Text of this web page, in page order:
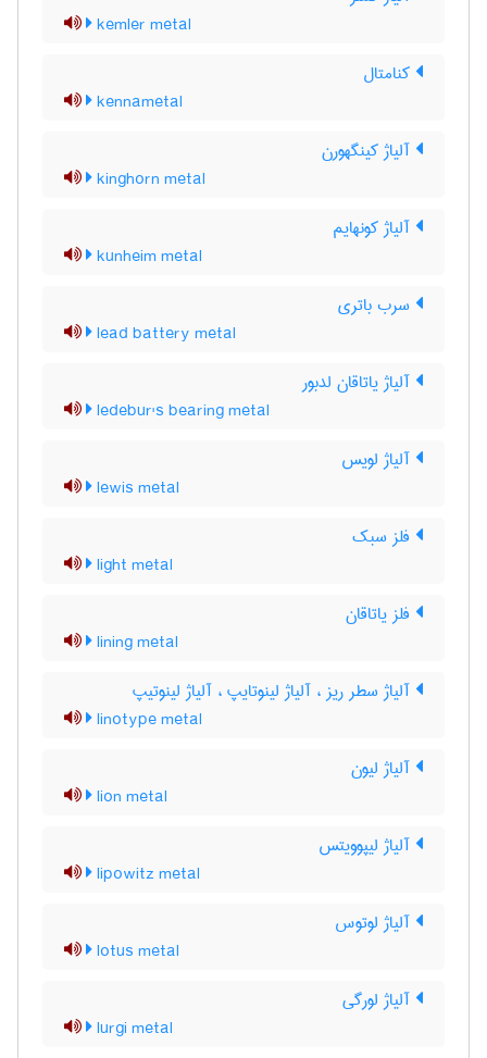
kemler metal
کنامتال
kennametal
آلیاژ کینگهورن
kinghorn metal
آلیاژ کونهایم
kunheim metal
سرب باتری
lead battery metal
آلیاژ یاتاقان لدبور
ledebur's bearing metal
آلیاژ لویس
lewis metal
فلز سبک
light metal
فلز یاتاقان
lining metal
آلیاژ سطر ریز ، آلیاژ لینوتایپ ، آلیاژ لینوتیپ
linotype metal
آلیاژ لیون
lion metal
آلیاژ لیپوویتس
lipowitz metal
آلیاژ لوتوس
lotus metal
آلیاژ لورگی
lurgi metal